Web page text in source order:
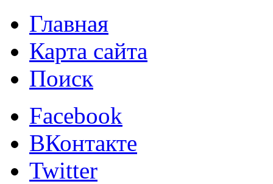
Главная
Карта сайта
Поиск
Facebook
ВКонтакте
Twitter